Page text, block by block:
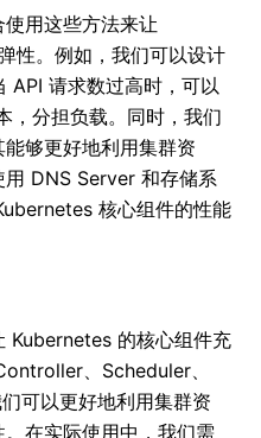
用这些方法来让
性。例如，我们可以设计
请求数过高时，可以
，分担负载。同时，我们
够更好地利用集群资
DNS Server 和存储系
核心组件的性能
Kubernetes 的核心组件充
、Scheduler、
可以更好地利用集群资
在实际使用中，我们需